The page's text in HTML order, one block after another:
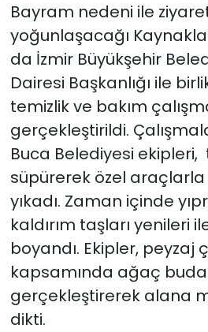
Bayram nedeni ile
yoğunlaşacağı
da İzmir Büyükşehir
Dairesi Başkanlığı ile
temizlik ve bakım
gerçekleştirildi.
Buca Belediyesi ekipleri,
süpürerek özel
yıkadı. Zaman içinde
kaldırım taşları yenileri
boyandı. Ekipler, peyzaj
kapsamında ağaç
gerçekleştirerek alana
dikti.